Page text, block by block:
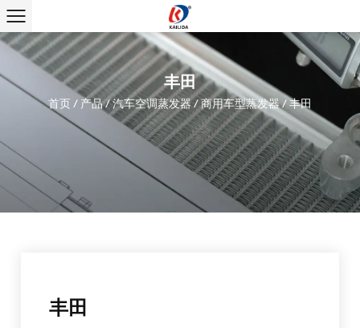
丰田
首页 / 产品/汽车空调蒸发器 / 商用车型蒸发器/ 丰田
丰田